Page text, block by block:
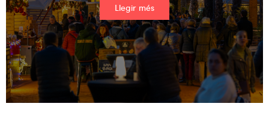
Llegir més